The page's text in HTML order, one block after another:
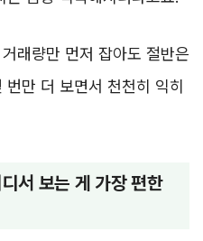
래량만 먼저 잡아도 절반은
만 더 보면서 천천히 익히
서 보는 게 가장 편한